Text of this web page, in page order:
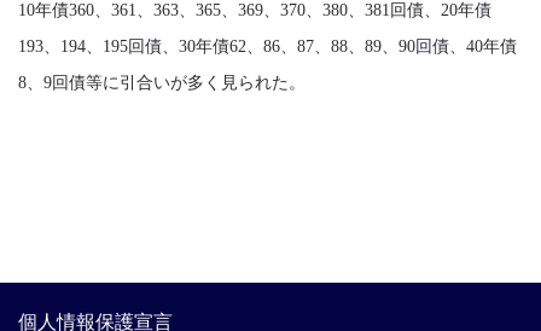
10年債360、361、363、365、369、370、380、381回債、20年債
193、194、195回債、30年債62、86、87、88、89、90回債、40年債
8、9回債等に引合いが多く見られた。
個人情報保護宣言